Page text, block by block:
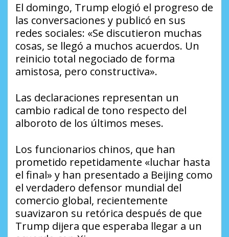
El domingo, Trump elogió el progreso de
las conversaciones y publicó en sus
redes sociales: «Se discutieron muchas
cosas, se llegó a muchos acuerdos. Un
reinicio total negociado de forma
amistosa, pero constructiva».
Las declaraciones representan un
cambio radical de tono respecto del
alboroto de los últimos meses.
Los funcionarios chinos, que han
prometido repetidamente «luchar hasta
el final» y han presentado a Beijing como
el verdadero defensor mundial del
comercio global, recientemente
suavizaron su retórica después de que
Trump dijera que esperaba llegar a un